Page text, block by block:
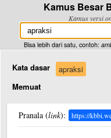
Kamus Besar
Kamus versi
Bisa lebih dari satu, contoh:
Kata dasar
apraksi
Memuat
Pranala (link): https://